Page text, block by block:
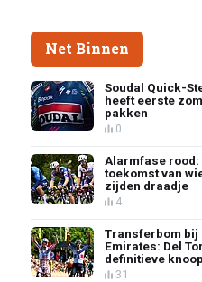
Net Binnen
Soudal Quick-
heeft eerste
pakken
0
Alarmfase rood:
toekomst van
zijden draadje
4
Transferbom bij
Emirates: Del
definitieve
31